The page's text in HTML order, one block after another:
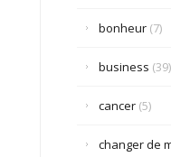
bonheur(7)
business (39)
cancer(5)
changer de